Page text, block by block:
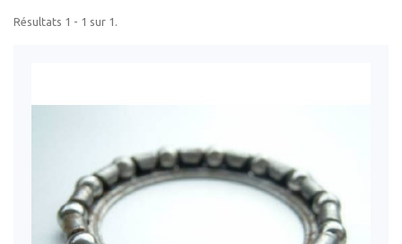
Résultats 1 - 1 sur 1.